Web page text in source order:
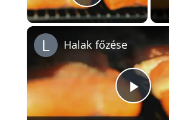
Play
P
Halak főzése